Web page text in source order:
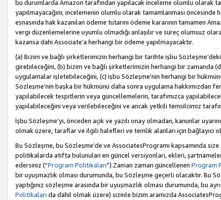
bu durumlarda Amazon tarafından yapılacak inceleme olumlu olarak
yapılmayacağını; incelemenin olumlu olarak tamamlanması
esnasında hak kazanılan ödeme tutarını ödeme kararının tamamen
vergi düzenlemelerine uyumlu olmadığı anlaşılır ve süreç olumsuz
kazansa dahi Associate’a herhangi bir ödeme yapılmayacaktır.
(a) Bizim ve bağlı şirketlerimizin herhangi bir tarihte işbu
girebileceğini, (b) bizim ve bağlı şirketlerimizin herhangi bir zamanda
uygulamalar işletebileceğini, (c) işbu Sözleşme’nin herhangi bir
Sözleşme’nin başka bir hükmünü daha sonra uygulama hakkımızdan
yapılabilecek tespitlerin veya güncellemelerin, tarafımızca
yapılabileceğini veya verilebileceğini ve ancak yetkili temsilcimiz
İşbu Sözleşme’yi, önceden açık ve yazılı onay olmadan, kanunlar
olmak üzere, taraflar ve ilgili halefleri ve temlik alanları için bağlayıcı
Bu Sözleşme, bu Sözleşme’de ve AssociatesProgramı kapsamında
politikalarda atıfta bulunulan en güncel versiyonları, ekleri,
edersiniz (“Program Politikaları”).Zaman zaman güncellenen Program
bir uyuşmazlık olması durumunda, bu Sözleşme geçerli olacaktır. Bu
yaptığınız sözleşme arasında bir uyuşmazlık olması durumunda, bu
Politikaları da dahil olmak üzere) sizinle bizim aramızda